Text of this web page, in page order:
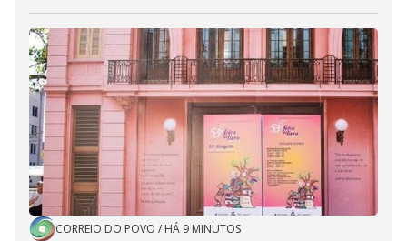
CORREIO DO POVO / HÁ 9 MINUTOS